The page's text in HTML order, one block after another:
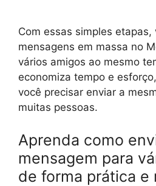
Com essas simples
mensagens em massa no
vários amigos ao mesmo
economiza tempo e
você precisar enviar a
muitas pessoas.
Aprenda como
mensagem para
de forma prática e